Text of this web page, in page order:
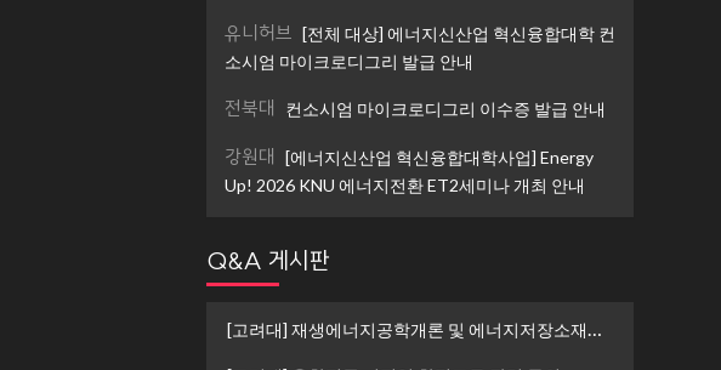
유니허브 [전체 대상] 에너지신산업 혁신융합대학 컨
소시엄 마이크로디그리 발급 안내
전북대 컨소시엄 마이크로디그리 이수증 발급 안내
강원대
[에너지신산업 혁신융합대학사업] Energy
Up! 2026 KNU 에너지전환 ET2세미나 개최 안내
Q&A 게시판
[고려대] 재생에너지공학개론 및 에너지저장소재설계 ...